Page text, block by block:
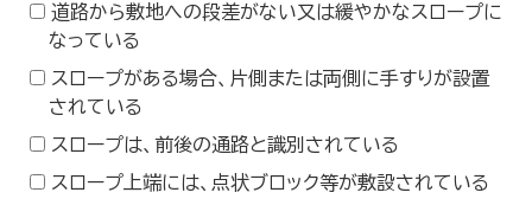
道路から敷地への段差がない又は緩やかなスロープに
なっている
スロープがある場合、片側または両側に手すりが設置
されている
スロープは、前後の通路と識別されている
スロープ上端には、点状ブロック等が敷設されている